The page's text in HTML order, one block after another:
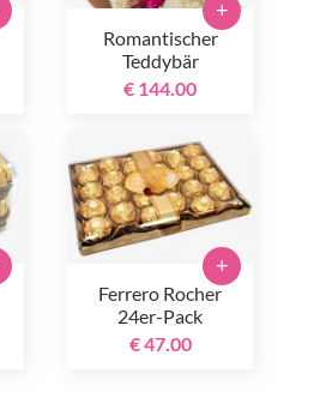
Romantischer
Teddybär
€ 144.00
+
Ferrero Rocher
24er-Pack
€ 47.00
+